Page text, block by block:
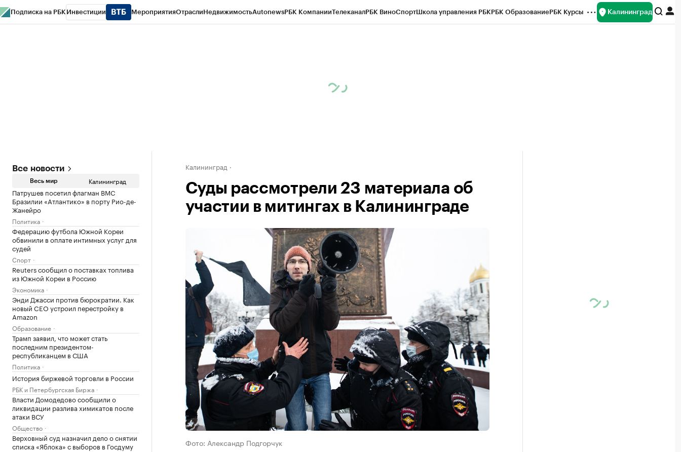
Подписка на РБК Инвестиции МероприятияОтраслиНедвижимостьAutonewsРБК КомпанииТелеканалРБК ВиноСпортШкола управления РБКРБК ОбразованиеРБК Курсы Калининград
Все новости
Весь мир Калининград
Патрушев посетил флагман ВМС
Бразилии «Атлантико» в порту Рио-де-
Жанейро
Политика
Федерацию футбола Южной Кореи
обвинили в оплате интимных услуг для
судей
Спорт
Reuters сообщил о поставках топлива
из Южной Кореи в Россию
Экономика
Энди Джасси против бюрократии. Как
новый CEO устроил перестройку в
Amazon
Образование
Трамп заявил, что может стать
последним президентом-
республиканцем в США
Политика
История биржевой торговли в России
РБК и Петербургская Биржа
Власти Домодедово сообщили о
ликвидации разлива химикатов после
атаки ВСУ
Общество
Верховный суд назначил дело о снятии
списка «Яблока» с выборов в Госдуму
Калининград
Суды рассмотрели 23 материала об
участии в митингах в Калининграде
Фото: Александр Подгорчук